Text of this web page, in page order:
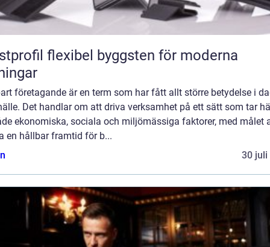
byggsten för moderna
företagande är en term som har fått allt större betydelse i
Det handlar om att driva verksamhet på ett sätt som tar
ekonomiska, sociala och miljömässiga faktorer, med målet
en hållbar framtid för b...
30 juli